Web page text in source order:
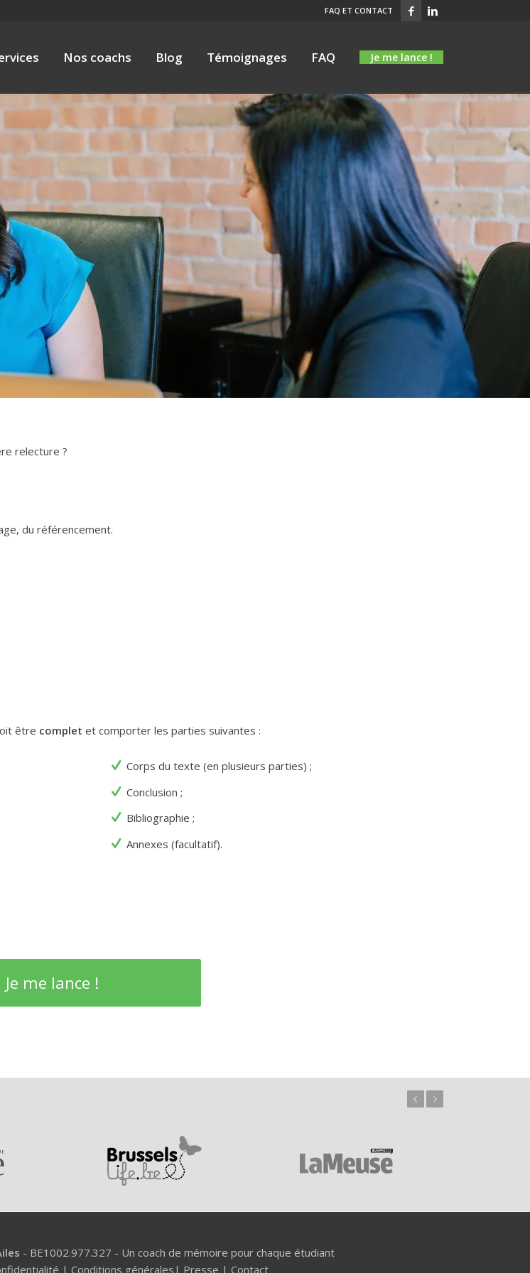
FAQ ET CONTACT
Nos coachs Blog Témoignages FAQ Je me lance !
relecture ?
du référencement.
être complet et comporter les parties suivantes :
Corps du texte (en plusieurs parties) ;
Conclusion ;
Bibliographie ;
Annexes (facultatif).
Je me lance !
- BE1002.977.327 - Un coach de mémoire pour chaque étudiant
| Conditions générales | Presse | Contact